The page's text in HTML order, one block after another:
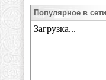
Популярное в сети